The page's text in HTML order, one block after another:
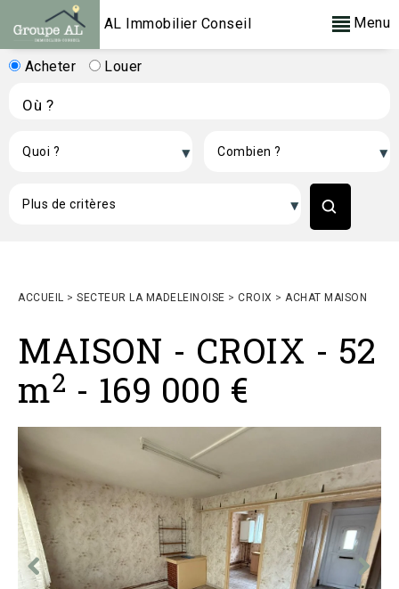
AL Immobilier Conseil Menu
Acheter Louer
ACCUEIL > SECTEUR LA MADELEINOISE > CROIX > ACHAT MAISON
MAISON - CROIX - 52
m2 - 169 000 €